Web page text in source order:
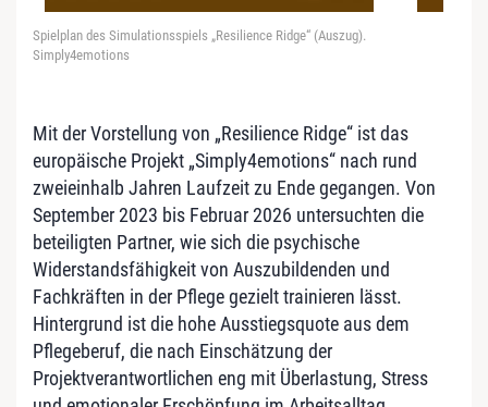
Spielplan des Simulationsspiels „Resilience Ridge“ (Auszug).
Simply4emotions
Mit der Vorstellung von „Resilience Ridge“ ist das
europäische Projekt „Simply4emotions“ nach rund
zweieinhalb Jahren Laufzeit zu Ende gegangen. Von
September 2023 bis Februar 2026 untersuchten die
beteiligten Partner, wie sich die psychische
Widerstandsfähigkeit von Auszubildenden und
Fachkräften in der Pflege gezielt trainieren lässt.
Hintergrund ist die hohe Ausstiegsquote aus dem
Pflegeberuf, die nach Einschätzung der
Projektverantwortlichen eng mit Überlastung, Stress